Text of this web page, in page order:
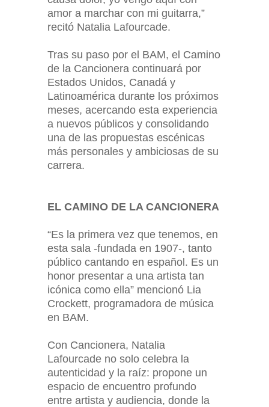
amor a marchar con mi guitarra,”
recitó Natalia Lafourcade.
Tras su paso por el BAM, el Camino
de la Cancionera continuará por
Estados Unidos, Canadá y
Latinoamérica durante los próximos
meses, acercando esta experiencia
a nuevos públicos y consolidando
una de las propuestas escénicas
más personales y ambiciosas de su
carrera.
EL CAMINO DE LA CANCIONERA
“Es la primera vez que tenemos, en
esta sala -fundada en 1907-, tanto
público cantando en español. Es un
honor presentar a una artista tan
icónica como ella” mencionó Lia
Crockett, programadora de música
en BAM.
Con Cancionera, Natalia
Lafourcade no solo celebra la
autenticidad y la raíz: propone un
espacio de encuentro profundo
entre artista y audiencia, donde la